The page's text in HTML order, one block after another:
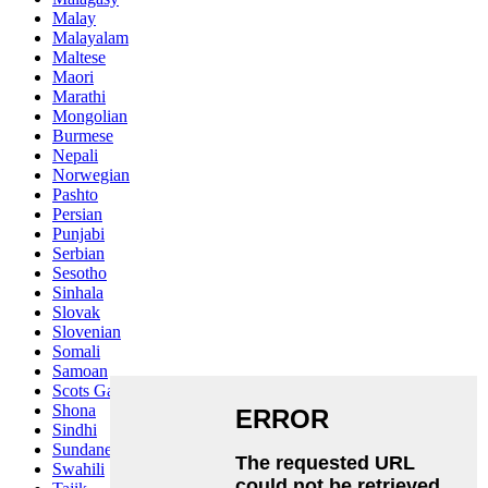
Malay
Malayalam
Maltese
Maori
Marathi
Mongolian
Burmese
Nepali
Norwegian
Pashto
Persian
Punjabi
Serbian
Sesotho
Sinhala
Slovak
Slovenian
Somali
Samoan
Scots Gaelic
Shona
Sindhi
Sundanese
Swahili